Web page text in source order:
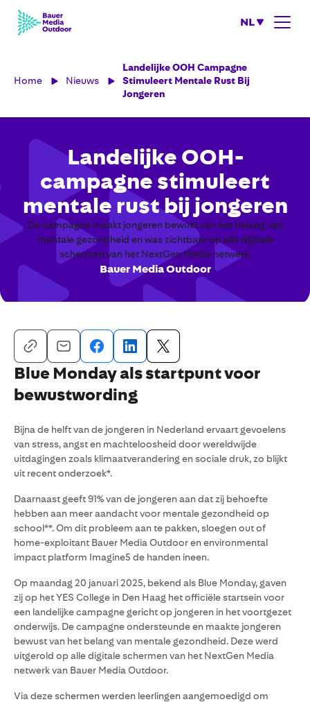
NL
Home Nieuws
Landelijke OOH Campagne
Stimuleert Mentale Rust Bij
Jongeren
Landelijke OOH-
campagne stimuleert
mentale rust bij jongeren
De campagne maakt jongeren bewust van het belang van
mentale gezondheid en was zichtbaar op alle digitale
schermen van het NextGen Media netwerk.
Bauer Media Outdoor
Blue Monday als startpunt voor
bewustwording
Bijna de helft van de jongeren in Nederland ervaart gevoelens
van stress, angst en machteloosheid door wereldwijde
uitdagingen zoals klimaatverandering en sociale druk, zo blijkt
uit recent onderzoek*.
Daarnaast geeft 91% van de jongeren aan dat zij behoefte
hebben aan meer aandacht voor mentale gezondheid op
school**. Om dit probleem aan te pakken, sloegen out of
home-exploitant Bauer Media Outdoor en environmental
impact platform Imagine5 de handen ineen.
Op maandag 20 januari 2025, bekend als Blue Monday, gaven
zij op het YES College in Den Haag het officiële startsein voor
een landelijke campagne gericht op jongeren in het voortgezet
onderwijs. De campagne ondersteunde en maakte jongeren
bewust van het belang van mentale gezondheid. Deze werd
uitgerold op alle digitale schermen van het NextGen Media
netwerk van Bauer Media Outdoor.
Via deze schermen werden leerlingen aangemoedigd om